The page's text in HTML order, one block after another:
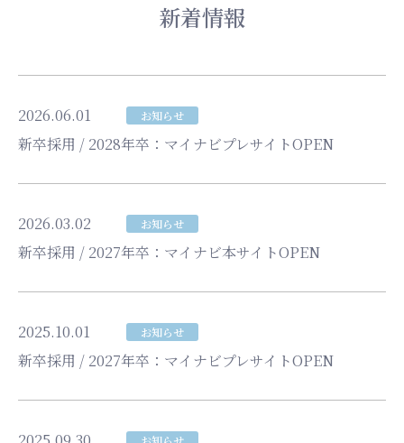
新着情報
2026.06.01 お知らせ
新卒採用 / 2028年卒：マイナビプレサイトOPEN
2026.03.02 お知らせ
新卒採用 / 2027年卒：マイナビ本サイトOPEN
2025.10.01 お知らせ
新卒採用 / 2027年卒：マイナビプレサイトOPEN
お知らせ